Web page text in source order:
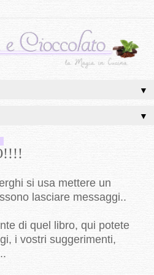
▼
▼
si usa mettere un
lasciare messaggi..
di quel libro, qui potete
i vostri suggerimenti,